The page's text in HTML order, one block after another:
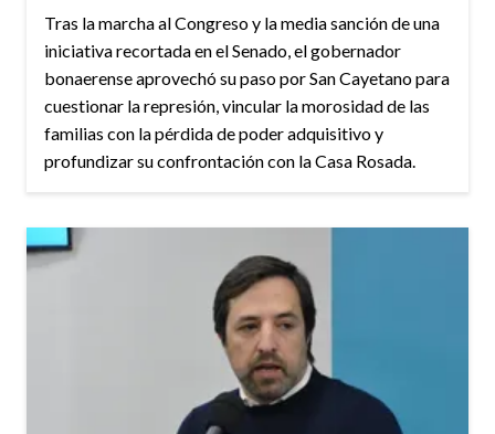
Tras la marcha al Congreso y la media sanción de una
iniciativa recortada en el Senado, el gobernador
bonaerense aprovechó su paso por San Cayetano para
cuestionar la represión, vincular la morosidad de las
familias con la pérdida de poder adquisitivo y
profundizar su confrontación con la Casa Rosada.